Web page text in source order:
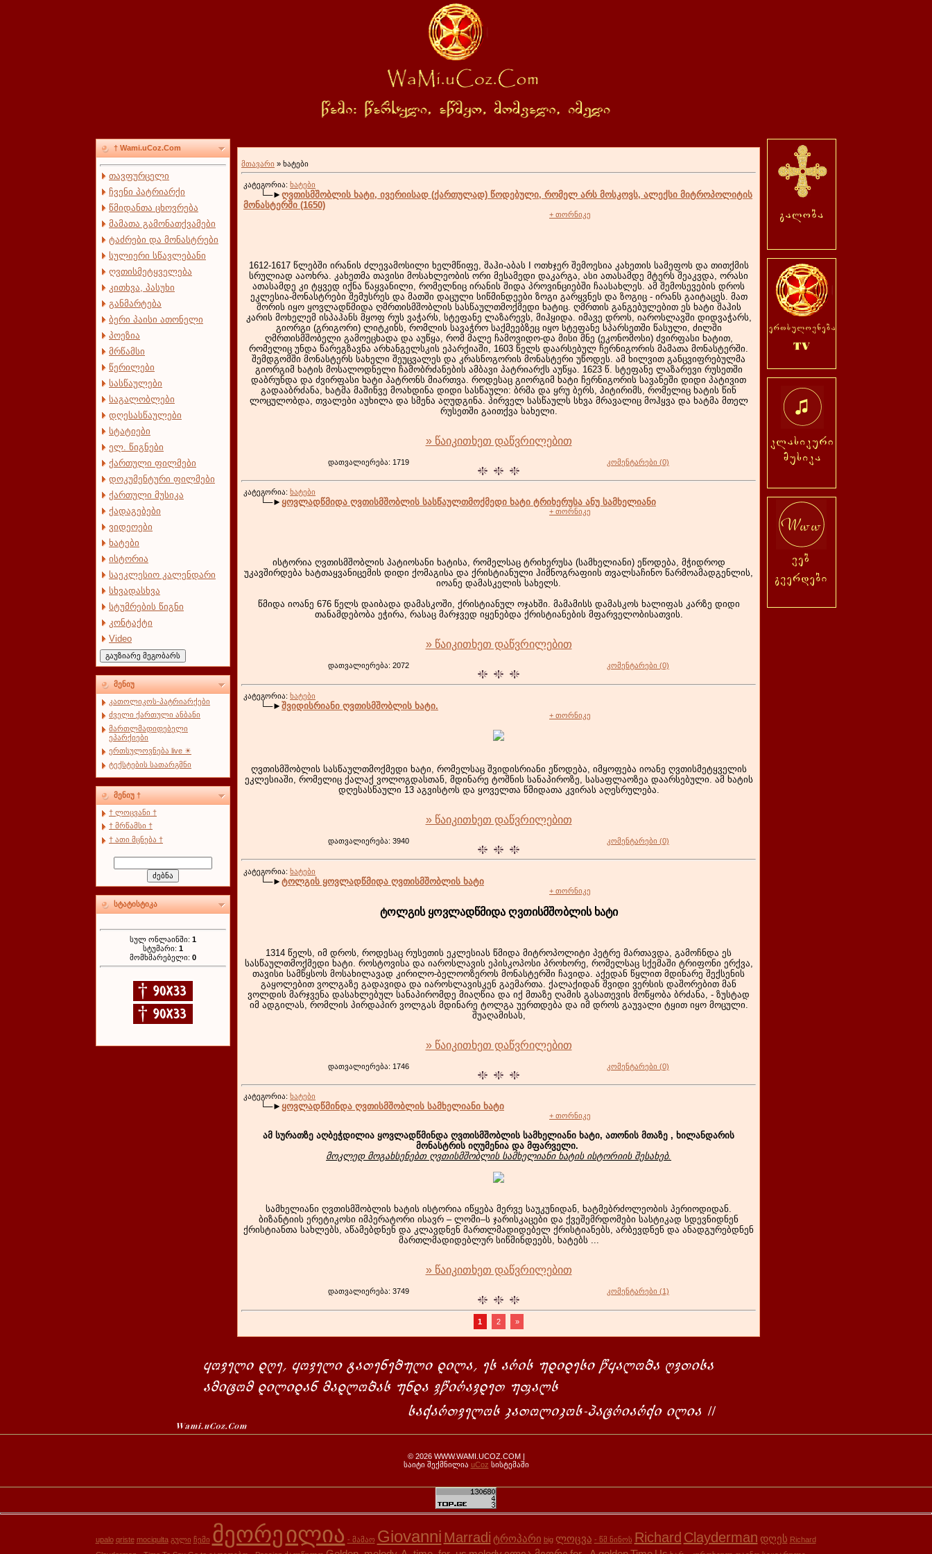
† Wami.uCoz.Com
თავფურცელი
ჩვენი პატრიარქი
წმიდანთა ცხოვრება
მამათა გამონათქვამები
ტაძრები და მონასტრები
სულიერი სწავლებანი
ღვთისმეტყველება
კითხვა, პასუხი
განმარტება
ბერი პაისი ათონელი
პოეზია
მრწამსი
წერილები
სასწაულები
საგალობლები
დღესასწაულები
სტატიები
ელ. წიგნები
ქართული ფილმები
დოკუმენტური ფილმები
ქართული მუსიკა
ქადაგებები
ვიდეოები
ხატები
ისტორია
საეკლესიო კალენდარი
სხვადასხვა
სტუმრების წიგნი
კონტაქტი
Video
მენიუ
კათოლიკოს-პატრიარქები
ძველი ქართული ანბანი
მართლმადიდებელი
ეპარქიები
ერთსულოვნება live ☀
ტექსტების სათარგმნი
მენიუ †
† ლოცვანი †
† მრწამსი †
† ათი მცნება †
სტატისტიკა
სულ ონლაინში: 1
სტუმარი: 1
მომხმარებელი: 0
მთავარი » ხატები
კატეგორია: ხატები
└─► ღვთისმშობლის ხატი, ივერიისად (ქართულად) წოდებული, რომელ არს მოსკოვს, ალექსი მიტროპოლიტის
მონასტერში (1650)
+ თორნიკე
1612-1617 წლებში ირანის ძლევამოსილი ხელმწიფე, შაჰი-აბას I ოთხჯერ შემოესია კახეთის სამეფოს და თითქმის
სრულიად ააოხრა. კახეთმა თავისი მოსახლეობის ორი მესამედი დაკარგა, ასი ათასამდე მტერს შეაკვდა, ორასი
ათასამდე კი ტყვედ იქნა წაყვანილი, რომელნიც ირანის შიდა პროვინციებში ჩაასახლეს. ამ შემოსევების დროს
ეკლესია-მონასტრები შემუსრეს და მათში დაცული სიწმინდეები ზოგი გარყვნეს და ზოგიც - ირანს გაიტაცეს. მათ
შორის იყო ყოვლადწმიდა ღმრთისმშობლის სასწაულთმოქმედი ხატიც. ღმრთის განგებულებით ეს ხატი შაჰის
კარის მოხელემ ისპაჰანს მყოფ რუს ვაჭარს, სტეფანე ლაზარევს, მიჰყიდა. იმავე დროს, იაროსლავში დიდვაჭარს,
გიორგი (გრიგორი) ლიტკინს, რომლის სავაჭრო საქმეებზეც იყო სტეფანე სპარსეთში წასული, ძილში
ღმრთისმშობელი გამოეცხადა და აუწყა, რომ მალე ჩამოვიდო-და მისი მნე (ეკონომოსი) ძვირფასი ხატით,
რომელიც უნდა წარეგზავნა არხანგელსკის ეპარქიაში, 1603 წელს დაარსებულ ჩერნიგორის მამათა მონასტერში.
შემდგომში მონასტერს სახელი შეუცვალეს და კრასნოგორის მონასტერი უწოდეს. ამ ხილვით განცვიფრებულმა
გიორგიმ ხატის მოსალოდნელი ჩამობრძანების ამბავი პატრიარქს აუწყა. 1623 წ. სტეფანე ლაზარევი რუსეთში
დაბრუნდა და ძვირფასი ხატი პატრონს მიართვა. როდესაც გიორგიმ ხატი ჩერნიგორის სავანეში დიდი პატივით
გადააბრძანა, ხატმა მაშინვე მოახდინა დიდი სასწაული: ბრმა და ყრუ ბერს, პიტირიმს, რომელიც ხატის წინ
ლოცულობდა, თვალები აუხილა და სმენა აღუდგინა. პირველ სასწაულს სხვა მრავალიც მოჰყვა და ხატმა მთელ
რუსეთში გაითქვა სახელი.
» წაიკითხეთ დაწვრილებით
დათვალიერება: 1719 კომენტარები (0)
კატეგორია: ხატები
└─► ყოვლადწმიდა ღვთისმშობლის სასწაულთმოქმედი ხატი ტრიხერუსა ანუ სამხელიანი
+ თორნიკე
ისტორია ღვთისმშობლის პატიოსანი ხატისა, რომელსაც ტრიხერუსა (სამხელიანი) ეწოდება, მჭიდროდ
უკავშირდება ხატთაყვანიცემის დიდი ქომაგისა და ქრისტიანული ჰიმნოგრაფიის თვალსაჩინო წარმოამადგენლის,
იოანე დამასკელის სახელს.
წმიდა იოანე 676 წელს დაიბადა დამასკოში, ქრისტიანულ ოჯახში. მამამისს დამასკოს ხალიფას კარზე დიდი
თანამდებობა ეჭირა, რასაც მარჯვედ იყენებდა ქრისტიანების მფარველობისათვის.
» წაიკითხეთ დაწვრილებით
დათვალიერება: 2072 კომენტარები (0)
კატეგორია: ხატები
└─► შვიდისრიანი ღვთისმშობლის ხატი.
+ თორნიკე
ღვთისმშობლის სასწაულთმოქმედი ხატი, რომელსაც შვიდისრიანი ეწოდება, იმყოფება იოანე ღვთისმეტყველის
ეკლესიაში, რომელიც ქალაქ ვოლოგდასთან, მდინარე ტოშნის სანაპიროზე, სასაფლაოზეა დაარსებული. ამ ხატის
დღესასწაული 13 აგვისტოს და ყოველთა წმიდათა კვირას აღესრულება.
» წაიკითხეთ დაწვრილებით
დათვალიერება: 3940 კომენტარები (0)
კატეგორია: ხატები
└─► ტოლგის ყოვლადწმიდა ღვთისმშობლის ხატი
+ თორნიკე
ტოლგის ყოვლადწმიდა ღვთისმშობლის ხატი
1314 წელს, იმ დროს, როდესაც რუსეთის ეკლესიას წმიდა მიტროპოლიტი პეტრე მართავდა, გამოჩნდა ეს
სასწაულთმოქმედი ხატი. როსტოვისა და იაროსლავის ეპისკოპოსი პროხორე, რომელსაც სქემაში ტრიფონი ერქვა,
თავისი სამწყსოს მოსახილავად კირილო-ბელოოზეროს მონასტერში ჩავიდა. აქედან წყლით მდინარე შექსენის
გაყოლებით ვოლგაზე გადავიდა და იაროსლავისკენ გაემართა. ქალაქიდან შვიდი ვერსის დაშორებით მან
ვოლდის მარჯვენა დასახლებულ სანაპირომდე მიაღწია და იქ მთაზე ღამის გასათევის მოწყობა ბრძანა, - ზუსტად
იმ ადგილას, რომლის პირდაპირ ვოლგას მდინარე ტოლგა უერთდება და იმ დროს გაუვალი ტყით იყო მოცული.
შუაღამისას,
» წაიკითხეთ დაწვრილებით
დათვალიერება: 1746 კომენტარები (0)
კატეგორია: ხატები
└─► ყოვლადწმინდა ღვთისმშობლის სამხელიანი ხატი
+ თორნიკე
ამ სურათზე აღბეჭდილია ყოვლადწმინდა ღვთისმშობლის სამხელიანი ხატი, ათონის მთაზე , ხილანდარის
მონასტრის იღუმენია და მფარველი.
მოკლედ მოგახსენებთ ღვთისმშობლის სამხელიანი ხატის ისტორიის შესახებ.
სამხელიანი ღვთისმშობლის ხატის ისტორია იწყება მერვე საუკუნიდან, ხატმებრძოლეობის პერიოდიდან.
ბიზანტიის ერეტიკოსი იმპერატორი ისავრ – ლომი–ს ჯარისკაცები და ქვეშემრდომები სასტიკად სდევნიდნენ
ქრისტიანთა სახლებს, აწამებდნენ და კლავდნენ მართლმადიდებელ ქრისტიანებს, არბევდნენ და ანადგურებდნენ
მართლმადიდებლურ სიწმინდეებს, ხატებს ...
» წაიკითხეთ დაწვრილებით
დათვალიერება: 3749 კომენტარები (1)
1 2 »
© 2026 WWW.WAMI.UCOZ.COM |
საიტი შექმნილია uCoz სისტემაში
upalo qriste mociqulta გული ჩემი მეორეილია - მამაო Giovanni Marradi ტროპარი big ლოცვა - წმ ნინოს Richard Clayderman დღეს Richard